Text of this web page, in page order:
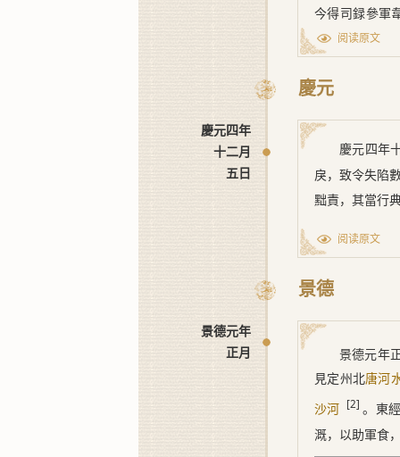
今行上策
勢不能遠，泛
昔大禹治水，
所造，何足言
水争咫尺之地
若乃多穿
以東爲石堤，
亦成。此誠富
今得司録參軍
《傳》云，初
阅读原文
慶元
慶元四年
十二月
五日
慶元四年
戾，致令失陷
黜責，其當行
阅读原文
景德
景德元年
正月
景德元年
見定州北唐河
沙河 [2] 。東
溉，以助軍食